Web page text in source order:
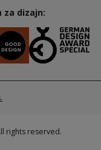
za dizajn:
rights reserved.